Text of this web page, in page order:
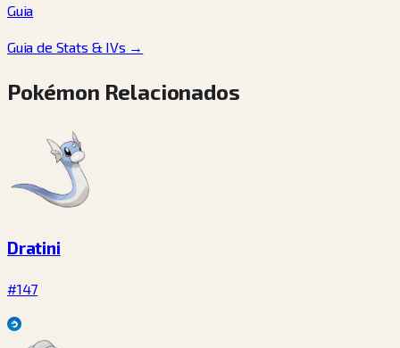
Guia
Guia de Stats & IVs →
Pokémon Relacionados
Dratini
#147